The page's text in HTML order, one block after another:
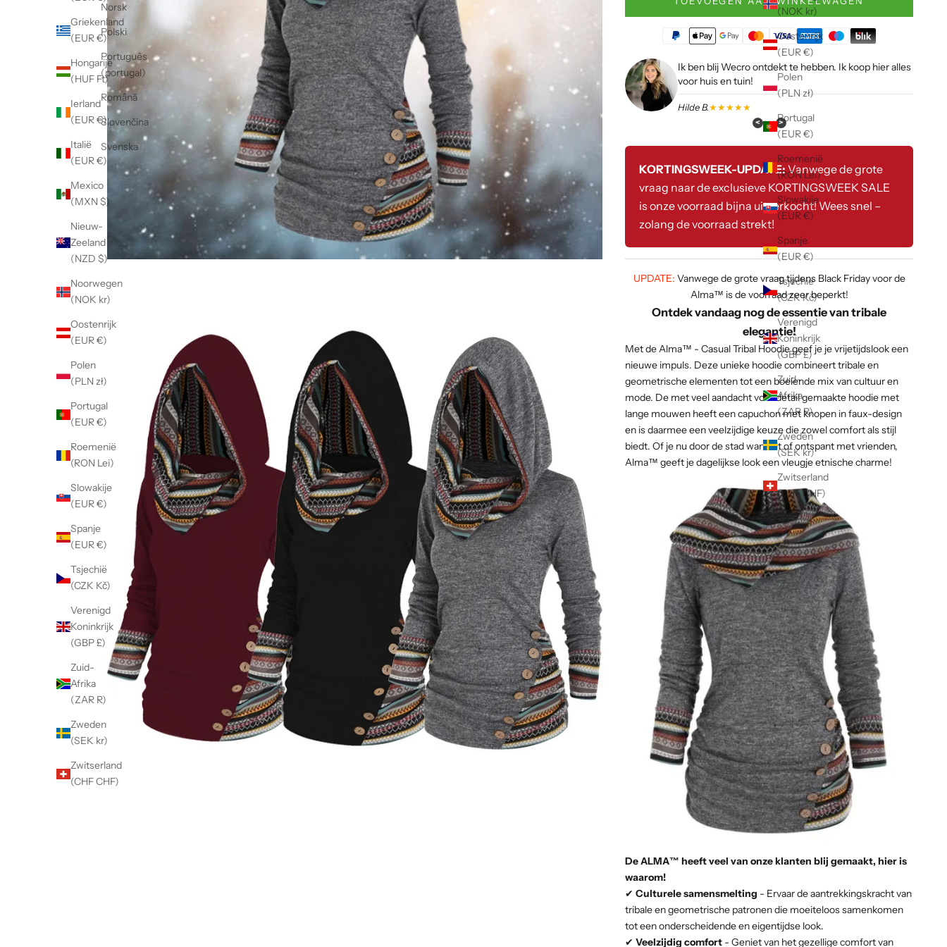
(NOK kr)
Oostenrijk
(EUR €)
Polen
(PLN zł)
Portugal
(EUR €)
Roemenië
(RON Lei)
Slowakije
(EUR €)
Spanje
(EUR €)
Tsjechië
(CZK Kč)
Verenigd
Koninkrijk
(GBP £)
Zuid-
Afrika
(ZAR R)
Zweden
(SEK kr)
Zwitserland
(CHF CHF)
Griekenland
(EUR €)
Hongarije
(HUF Ft)
Ierland
(EUR €)
Italië
(EUR €)
Mexico
(MXN $)
Nieuw-
Zeeland
(NZD $)
Noorwegen
(NOK kr)
Oostenrijk
(EUR €)
Polen
(PLN zł)
Portugal
(EUR €)
Roemenië
(RON Lei)
Slowakije
(EUR €)
Spanje
(EUR €)
Tsjechië
(CZK Kč)
Verenigd
Koninkrijk
(GBP £)
Zuid-
Afrika
(ZAR R)
Zweden
(SEK kr)
Zwitserland
(CHF CHF)
Norsk
Polski
Português
(portugal)
Română
Slovenčina
Svenska
Ik ben blij Wecro ontdekt te hebben. Ik koop hier alles
voor huis en tuin!
Hilde B.★★★★★
< >
KORTINGSWEEK-UPDATE:Vanwege de grote
vraag naar de exclusieve KORTINGSWEEK SALE
is onze voorraad bijna uitverkocht! Wees snel –
zolang de voorraad strekt!
UPDATE: Vanwege de grote vraag tijdens Black Friday voor de
Alma™ is de voorraad zeer beperkt!
Ontdek vandaag nog de essentie van tribale
elegantie!
Met de Alma™ - Casual Tribal Hoodie geef je je vrijetijdslook een
nieuwe impuls. Deze unieke hoodie combineert tribale en
geometrische elementen tot een boeiende mix van cultuur en
mode. De met veel aandacht voor detail gemaakte hoodie met
lange mouwen heeft een capuchon met knopen in faux-design
en is daarmee een veelzijdige keuze die zowel comfort als stijl
biedt. Of je nu door de stad wandelt of ontspant met vrienden,
Alma™ geeft je dagelijkse look een vleugje etnische charme!
De ALMA™ heeft veel van onze klanten blij gemaakt, hier is
waarom!
✔ Culturele samensmelting - Ervaar de aantrekkingskracht van
tribale en geometrische patronen die moeiteloos samenkomen
tot een onderscheidende en eigentijdse look.
✔ Veelzijdig comfort - Geniet van het gezellige comfort van